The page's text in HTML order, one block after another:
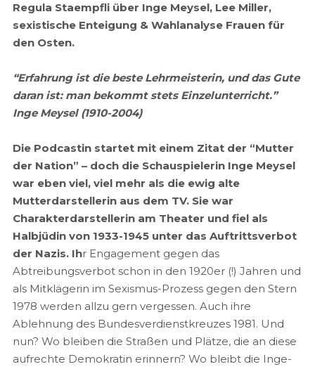
Regula Staempfli über Inge Meysel, Lee Miller,
sexistische Enteigung & Wahlanalyse Frauen für
den Osten.
“Erfahrung ist die beste Lehrmeisterin, und das Gute
daran ist: man bekommt stets Einzelunterricht.”
Inge Meysel (1910-2004)
Die Podcastin startet mit einem Zitat der “Mutter
der Nation” – doch die Schauspielerin Inge Meysel
war eben viel, viel mehr als die ewig alte
Mutterdarstellerin aus dem TV. Sie war
Charakterdarstellerin am Theater und fiel als
Halbjüdin von 1933-1945 unter das Auftrittsverbot
der Nazis. Ihr Engagement gegen das
Abtreibungsverbot schon in den 1920er (!) Jahren und
als Mitklägerin im Sexismus-Prozess gegen den Stern
1978 werden allzu gern vergessen. Auch ihre
Ablehnung des Bundesverdienstkreuzes 1981. Und
nun? Wo bleiben die Straßen und Plätze, die an diese
aufrechte Demokratin erinnern? Wo bleibt die Inge-